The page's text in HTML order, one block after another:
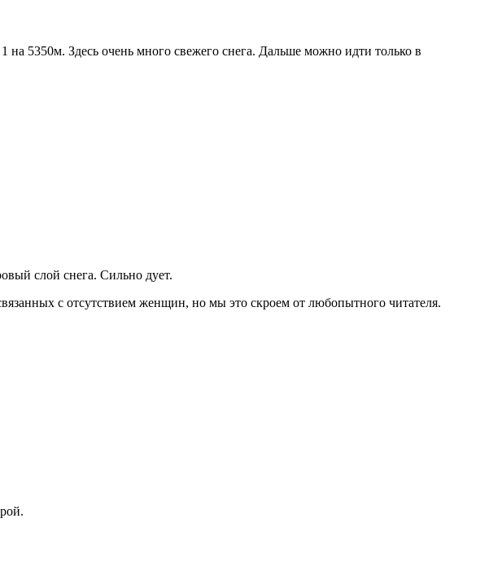
5350м. Здесь очень много свежего снега. Дальше можно идти только в
слой снега. Сильно дует.
с отсутствием женщин, но мы это скроем от любопытного читателя.